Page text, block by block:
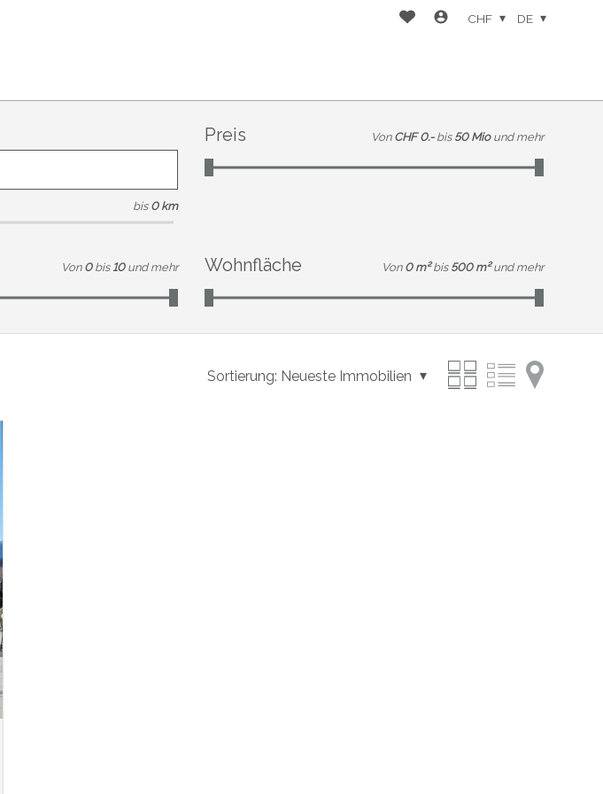
CHF DE
bis 0 km
Preis Von CHF 0.- bis 50 Mio und mehr
Von 0 bis 10 und mehr Wohnfläche Von 0 m² bis 500 m² und mehr
Sortierung: Neueste Immobilien